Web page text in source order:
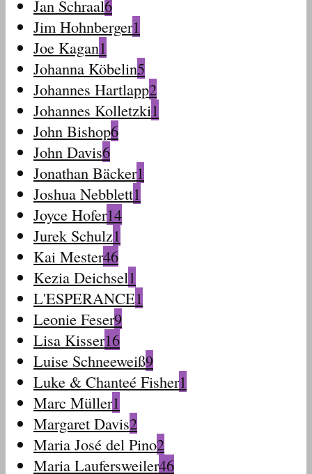
Jan Schraal6
Jim Hohnberger1
Joe Kagan1
Johanna Köbelin5
Johannes Hartlapp2
Johannes Kolletzki1
John Bishop6
John Davis6
Jonathan Bäcker1
Joshua Nebblett1
Joyce Hofer14
Jurek Schulz1
Kai Mester46
Kezia Deichsel1
L'ESPERANCE1
Leonie Feser9
Lisa Kisser16
Luise Schneeweiß9
Luke & Chanteé Fisher1
Marc Müller1
Margaret Davis2
Maria José del Pino2
Maria Laufersweiler46